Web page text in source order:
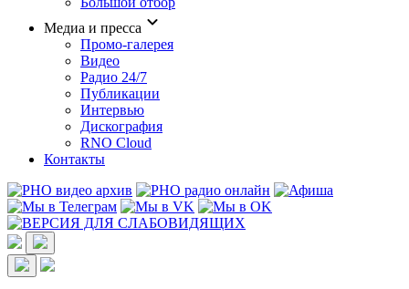
Медиа и пресса
Промо-галерея
Видео
Радио 24/7
Публикации
Интервью
Дискография
RNO Cloud
Контакты